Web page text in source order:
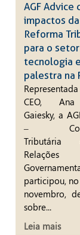
AGF Advice
impactos da
Reforma
para o
tecnologia
palestra na
CEO,
Gaiesky, a
–
Relações
participou,
novembro,
sobre...
Leia mais